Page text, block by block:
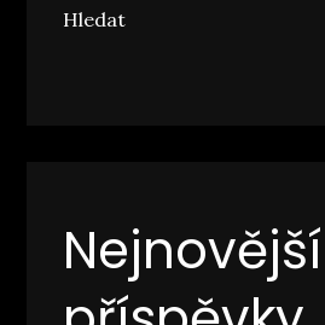
Hledat
Nejnovější